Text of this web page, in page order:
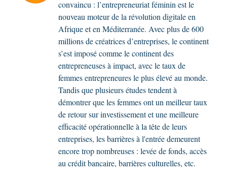
convaincu : l’entrepreneuriat féminin est le
nouveau moteur de la révolution digitale en
Afrique et en Méditerranée. Avec plus de 600
millions de créatrices d’entreprises, le continent
s’est imposé comme le continent des
entrepreneuses à impact, avec le taux de
femmes entrepreneures le plus élevé au monde.
Tandis que plusieurs études tendent à
démontrer que les femmes ont un meilleur taux
de retour sur investissement et une meilleure
efficacité opérationnelle à la tête de leurs
entreprises, les barrières à l'entrée demeurent
encore trop nombreuses : levée de fonds, accès
au crédit bancaire, barrières culturelles, etc.